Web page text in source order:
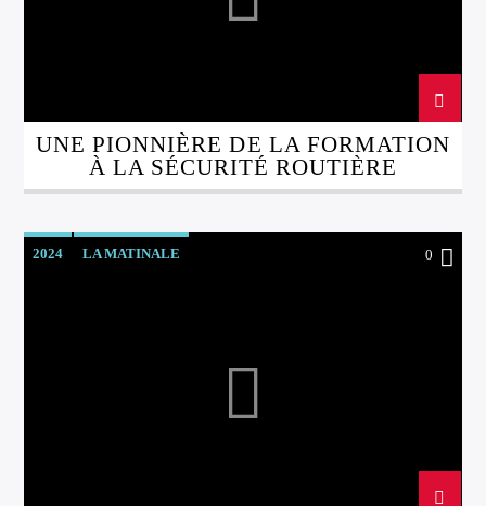
UNE PIONNIÈRE DE LA FORMATION
À LA SÉCURITÉ ROUTIÈRE
2024 LA MATINALE 0